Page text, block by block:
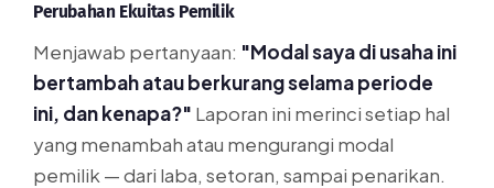
Perubahan Ekuitas Pemilik
Menjawab pertanyaan: "Modal saya di usaha ini
bertambah atau berkurang selama periode
ini, dan kenapa?" Laporan ini merinci setiap hal
yang menambah atau mengurangi modal
pemilik — dari laba, setoran, sampai penarikan.